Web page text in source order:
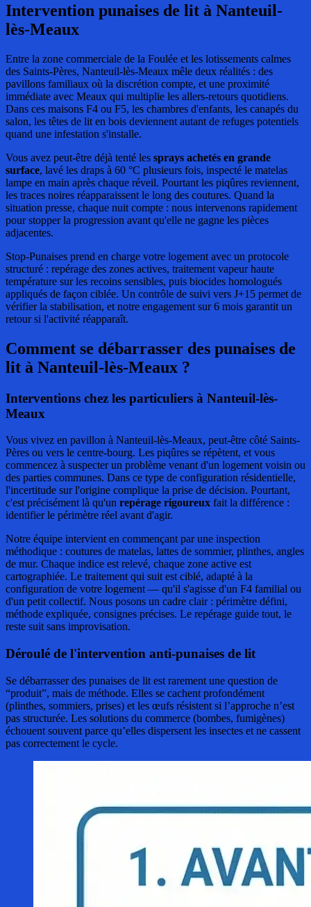
Intervention punaises de lit à Nanteuil-
lès-Meaux
Entre la zone commerciale de la Foulée et les lotissements calmes
des Saints-Pères, Nanteuil-lès-Meaux mêle deux réalités : des
pavillons familiaux où la discrétion compte, et une proximité
immédiate avec Meaux qui multiplie les allers-retours quotidiens.
Dans ces maisons F4 ou F5, les chambres d'enfants, les canapés du
salon, les têtes de lit en bois deviennent autant de refuges potentiels
quand une infestation s'installe.
Vous avez peut-être déjà tenté les sprays achetés en grande
surface, lavé les draps à 60 °C plusieurs fois, inspecté le matelas
lampe en main après chaque réveil. Pourtant les piqûres reviennent,
les traces noires réapparaissent le long des coutures. Quand la
situation presse, chaque nuit compte : nous intervenons rapidement
pour stopper la progression avant qu'elle ne gagne les pièces
adjacentes.
Stop-Punaises prend en charge votre logement avec un protocole
structuré : repérage des zones actives, traitement vapeur haute
température sur les recoins sensibles, puis biocides homologués
appliqués de façon ciblée. Un contrôle de suivi vers J+15 permet de
vérifier la stabilisation, et notre engagement sur 6 mois garantit un
retour si l'activité réapparaît.
Comment se débarrasser des punaises de
lit à Nanteuil-lès-Meaux ?
Interventions chez les particuliers à Nanteuil-lès-
Meaux
Vous vivez en pavillon à Nanteuil-lès-Meaux, peut-être côté Saints-
Pères ou vers le centre-bourg. Les piqûres se répètent, et vous
commencez à suspecter un problème venant d'un logement voisin ou
des parties communes. Dans ce type de configuration résidentielle,
l'incertitude sur l'origine complique la prise de décision. Pourtant,
c'est précisément là qu'un repérage rigoureux fait la différence :
identifier le périmètre réel avant d'agir.
Notre équipe intervient en commençant par une inspection
méthodique : coutures de matelas, lattes de sommier, plinthes, angles
de mur. Chaque indice est relevé, chaque zone active est
cartographiée. Le traitement qui suit est ciblé, adapté à la
configuration de votre logement — qu'il s'agisse d'un F4 familial ou
d'un petit collectif. Nous posons un cadre clair : périmètre défini,
méthode expliquée, consignes précises. Le repérage guide tout, le
reste suit sans improvisation.
Déroulé de l'intervention anti-punaises de lit
Se débarrasser des punaises de lit est rarement une question de
“produit”, mais de méthode. Elles se cachent profondément
(plinthes, sommiers, prises) et les œufs résistent si l’approche n’est
pas structurée. Les solutions du commerce (bombes, fumigènes)
échouent souvent parce qu’elles dispersent les insectes et ne cassent
pas correctement le cycle.